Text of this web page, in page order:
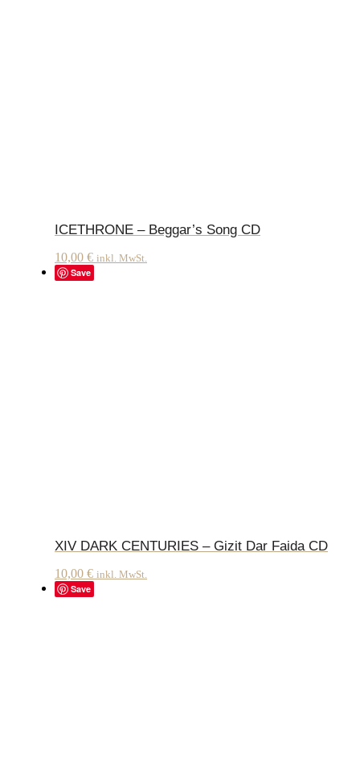
ICETHRONE – Beggar’s Song CD
10,00 € inkl. MwSt.
Save
XIV DARK CENTURIES – Gizit Dar Faida CD
10,00 € inkl. MwSt.
Save